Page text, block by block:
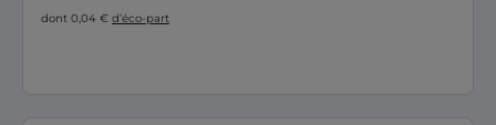
dont 0,04 € d’éco-part